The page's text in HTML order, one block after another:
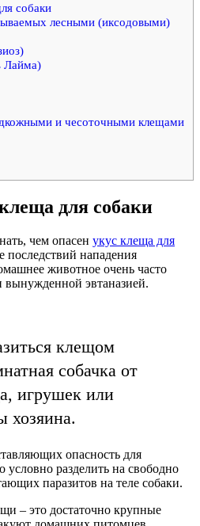
собаки
лесными (иксодовыми)
Лайма)
и чесоточными клещами
для собаки
чем опасен укус клеща для
последствий нападения
животное очень часто
вынужденной эвтаназией.
клещом
собачка от
игрушек или
хозяина.
опасность для
условно разделить на свободно
паразитов на теле собаки.
– это достаточно крупные